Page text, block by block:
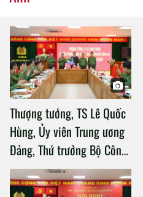
Thượng tướng, TS Lê Quốc
Hùng, Ủy viên Trung ương
Đảng, Thứ trưởng Bộ Công
an làm việc với Học viện
Chính trị Công an nhân dân